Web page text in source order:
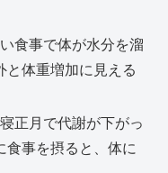
食事で体が水分を溜
と体重増加に見える
正月で代謝が下がっ
食事を摂ると、体に